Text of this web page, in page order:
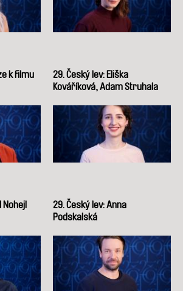
k filmu
29. Český lev: Eliška
Kováříková, Adam Struhala
29. Český lev: Anna
Podskalská